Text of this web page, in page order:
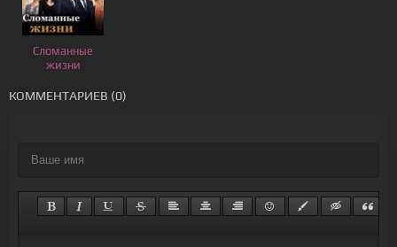
Сломанные
жизни
КОММЕНТАРИЕВ (0)